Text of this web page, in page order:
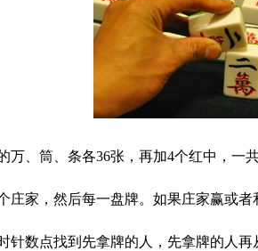
、筒、条各36张，再加4个红中，一共
庄家，然后每一盘牌。如果庄家赢或
针数点找到先拿牌的人，先拿牌的人